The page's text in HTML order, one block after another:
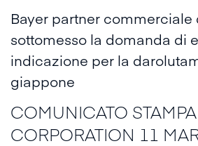
Bayer partner commerciale
sottomesso la domanda di
indicazione per la
giappone
COMUNICATO
CORPORATION 11